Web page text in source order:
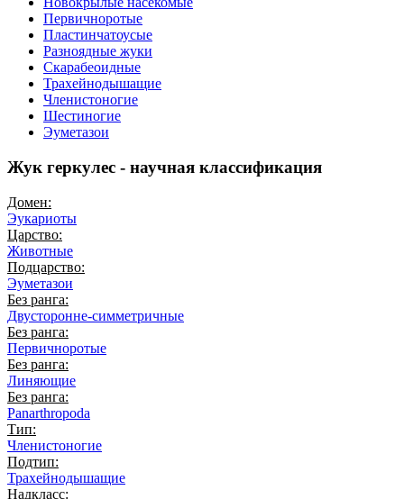
Первичноротые
Пластинчатоусые
Разноядные жуки
Скарабеоидные
Трахейнодышащие
Членистоногие
Шестиногие
Эуметазои
Жук геркулес - научная классификация
Домен:
Эукариоты
Царство:
Животные
Подцарство:
Эуметазои
Без ранга:
Двусторонне-симметричные
Без ранга:
Первичноротые
Без ранга:
Линяющие
Без ранга:
Panarthropoda
Тип:
Членистоногие
Подтип:
Трахейнодышащие
Надкласс: